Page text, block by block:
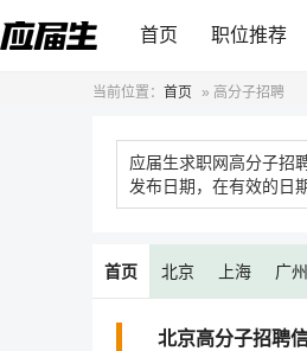
首页 职位推荐
当前位置： 首页 » 高分子招聘
应届生求职网高分子招
发布日期，在有效的日
首页 北京 上海 广州
北京高分子招聘